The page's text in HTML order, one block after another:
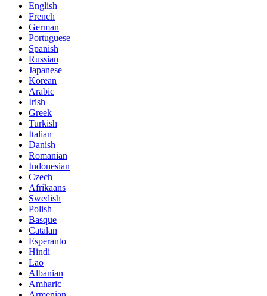
English
French
German
Portuguese
Spanish
Russian
Japanese
Korean
Arabic
Irish
Greek
Turkish
Italian
Danish
Romanian
Indonesian
Czech
Afrikaans
Swedish
Polish
Basque
Catalan
Esperanto
Hindi
Lao
Albanian
Amharic